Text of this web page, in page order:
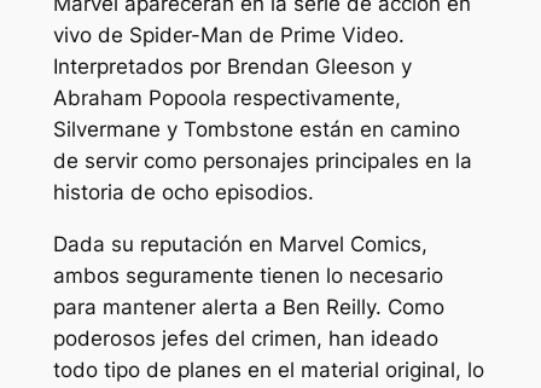
vivo de Spider-Man de Prime Video.
Interpretados por Brendan Gleeson y
Abraham Popoola respectivamente,
Silvermane y Tombstone están en camino
de servir como personajes principales en la
historia de ocho episodios.
Dada su reputación en Marvel Comics,
ambos seguramente tienen lo necesario
para mantener alerta a Ben Reilly. Como
poderosos jefes del crimen, han ideado
todo tipo de planes en el material original, lo